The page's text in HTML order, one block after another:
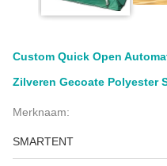
Custom Quick Open
Zilveren Gecoate Polyester
Merknaam:
SMARTENT